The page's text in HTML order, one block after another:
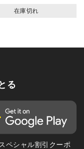
在庫切れ
る
ペシャル割引クーポ